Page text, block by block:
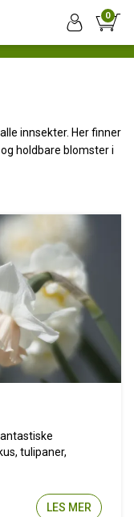
0
innsekter. Her finner
holdbare blomster i
tulipaner,
LES MER